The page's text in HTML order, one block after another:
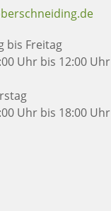
bis Freitag
Uhr bis 12:00 Uhr
Uhr bis 18:00 Uhr